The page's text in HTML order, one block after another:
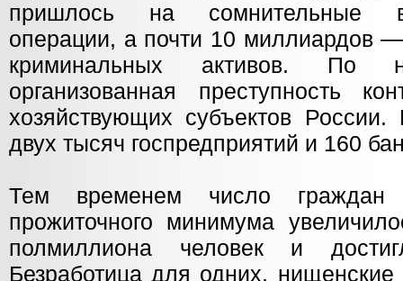
пришлось на сомнительные
операции, а почти 10 миллиардов
криминальных активов. По
организованная преступность
хозяйствующих субъектов
двух тысяч госпредприятий и 160
Тем временем число
прожиточного минимума
полмиллиона человек и
Безработица для одних, нищенские